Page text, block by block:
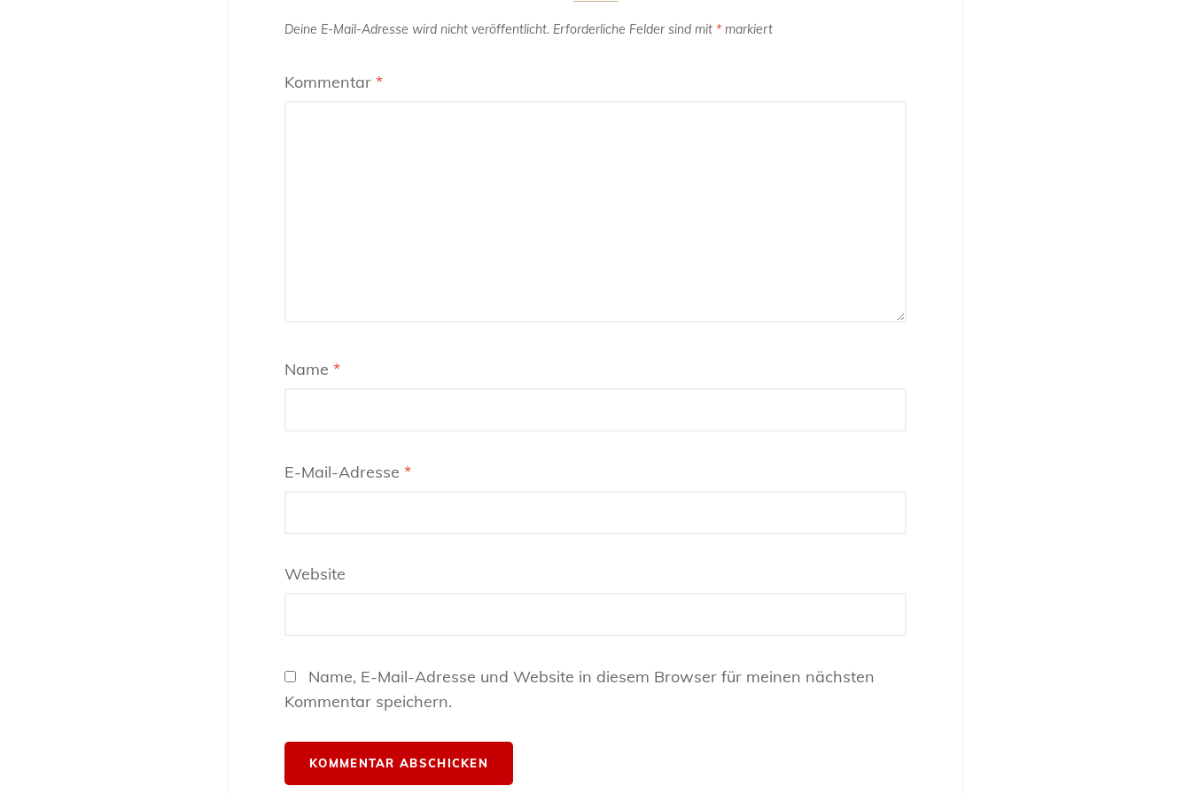
Deine E-Mail-Adresse wird nicht veröffentlicht. Erforderliche Felder sind mit * markiert
Kommentar *
Name *
E-Mail-Adresse *
Website
Name, E-Mail-Adresse und Website in diesem Browser für meinen nächsten
Kommentar speichern.